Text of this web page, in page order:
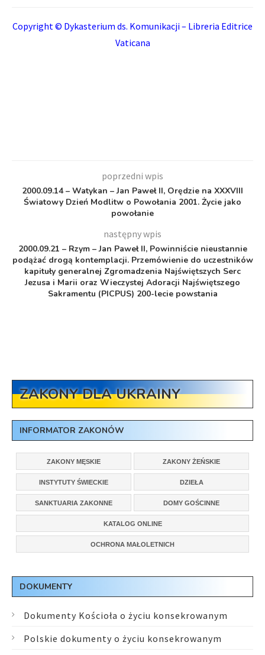
Copyright © Dykasterium ds. Komunikacji – Libreria Editrice
Vaticana
poprzedni wpis
2000.09.14 – Watykan – Jan Paweł II, Orędzie na XXXVIII
Światowy Dzień Modlitw o Powołania 2001. Życie jako
powołanie
następny wpis
2000.09.21 – Rzym – Jan Paweł II, Powinniście nieustannie
podążać drogą kontemplacji. Przemówienie do uczestników
kapituły generalnej Zgromadzenia Najświętszych Serc
Jezusa i Marii oraz Wieczystej Adoracji Najświętszego
Sakramentu (PICPUS) 200-lecie powstania
ZAKONY DLA UKRAINY
INFORMATOR ZAKONÓW
ZAKONY MĘSKIE ZAKONY ŻEŃSKIE
INSTYTUTY ŚWIECKIE DZIEŁA
SANKTUARIA ZAKONNE DOMY GOŚCINNE
KATALOG ONLINE
OCHRONA MAŁOLETNICH
DOKUMENTY
Dokumenty Kościoła o życiu konsekrowanym
Polskie dokumenty o życiu konsekrowanym